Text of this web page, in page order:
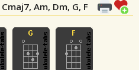
Cmaj7, Am, Dm, G, F